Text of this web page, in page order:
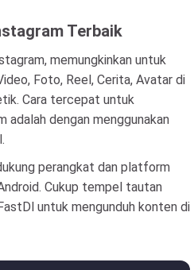
Terbaik
memungkinkan untuk
Foto, Reel, Cerita, Avatar di
Cara tercepat untuk
adalah dengan menggunakan
perangkat dan platform
Cukup tempel tautan
untuk mengunduh konten di